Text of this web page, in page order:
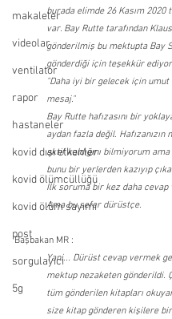
makaleler
videolar
ventilator
rapor
hastaneler
kovid dışı etkenler
kovid ölümcüllüğü
kovid ölüm sayımı
post
sorgulayıcı
5g
burada elimde 26 Kasım
var. Bay Rutte tarafından
gönderilmiş bu mektupta Bay
gönderdiği için teşekkür
"Daha iyi bir gelecek için umut
mesaj."
Bay Rutte hafızasını bir
aydan fazla değil.
aktif kaldığını bilmiyorum
bunu bir yerlerden kazıyıp
İlk soruma bir kez daha cevap
Ama bu sefer dürüstçe.
Başbakan MR :
Yani... Dürüst cevap vermek
mektup nezaketen gönderildi.
tüm gönderilen kitapları
size kitap gönderen kişilere